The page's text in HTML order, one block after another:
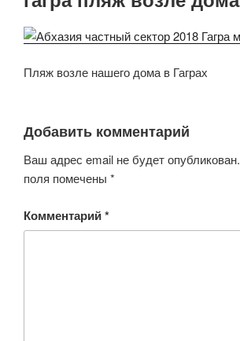
Пляж возле нашего дома в Гаграх
Добавить комментарий
Ваш адрес email не будет опубликован.
поля помечены *
Комментарий*